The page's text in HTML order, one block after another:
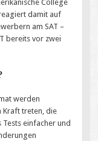
College
damit auf
am SAT –
bereits vor zwei
werden
Kraft treten, die
einfacher und